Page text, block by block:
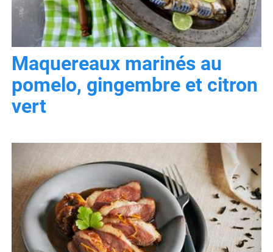
Maquereaux marinés au
pomelo, gingembre et citron
vert